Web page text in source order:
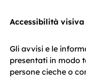
Accessibilità visiva
Gli avvisi e le
presentati in modo
persone cieche o